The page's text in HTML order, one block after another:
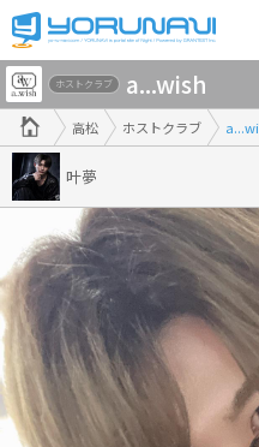
香
川
県
版
高松 ホストクラブ
ホストクラブ a...wish
叶夢